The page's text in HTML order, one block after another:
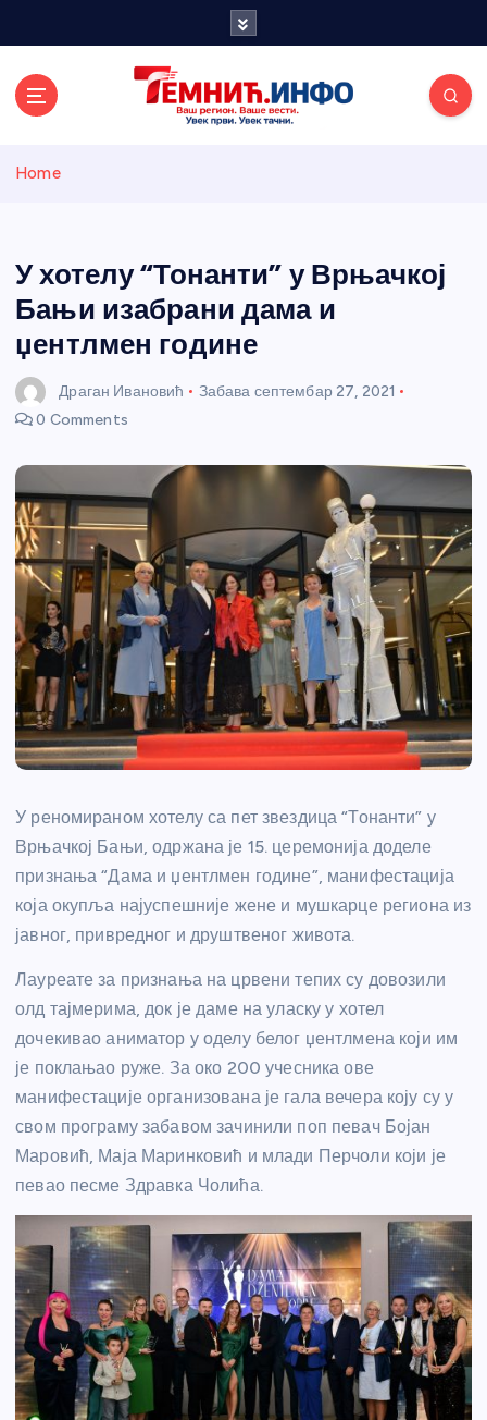
и портал
Home
У хотелу “Тонанти” у Врњачкој
Бањи изабрани дама и
џентлмен године
Драган Ивановић Забава септембар 27, 2021
0 Comments
У реномираном хотелу са пет звездица “Тонанти” у
Врњачкој Бањи, одржана је 15. церемонија доделе
признања “Дама и џентлмен године”, манифестација
која окупља најуспешније жене и мушкарце региона из
јавног, привредног и друштвеног живота.
Лауреате за признања на црвени тепих су довозили
олд тајмерима, док је даме на уласку у хотел
дочекивао аниматор у оделу белог џентлмена који им
је поклањао руже. За око 200 учесника ове
манифестације организована је гала вечера коју су у
свом програму забавом зачинили поп певач Бојан
Маровић, Маја Маринковић и млади Перчоли који је
певао песме Здравка Чолића.